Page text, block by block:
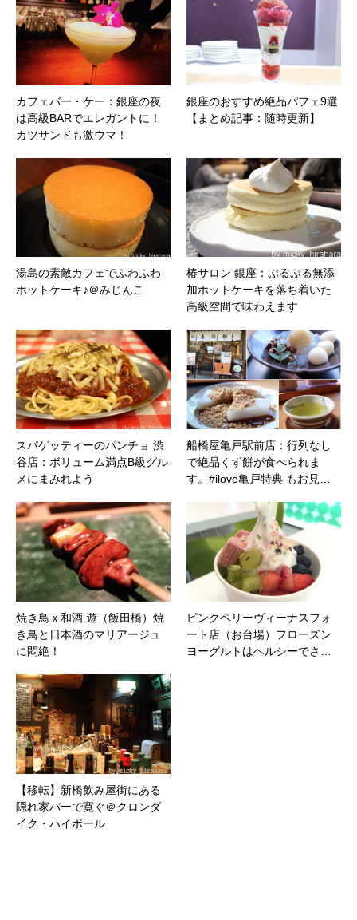
カフェバー・ケー：銀座の夜
は高級BARでエレガントに！
カツサンドも激ウマ！
銀座のおすすめ絶品パフェ9選
【まとめ記事：随時更新】
湯島の素敵カフェでふわふわ
ホットケーキ♪＠みじんこ
椿サロン 銀座：ぷるぷる無添
加ホットケーキを落ち着いた
高級空間で味わえます
スパゲッティーのパンチョ 渋
谷店：ボリューム満点B級グル
メにまみれよう
船橋屋亀戸駅前店：行列なし
で絶品くず餅が食べられま
す。#ilove亀戸特典 もお見…
焼き鳥ｘ和酒 遊（飯田橋）焼
き鳥と日本酒のマリアージュ
に悶絶！
ピンクベリーヴィーナスフォ
ート店（お台場）フローズン
ヨーグルトはヘルシーでさ…
【移転】新橋飲み屋街にある
隠れ家バーで寛ぐ＠クロンダ
イク・ハイボール